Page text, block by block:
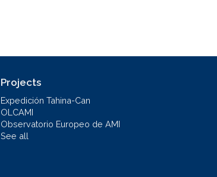
Projects
Expedición Tahina-Can
OLCAMI
Observatorio Europeo de AMI
See all